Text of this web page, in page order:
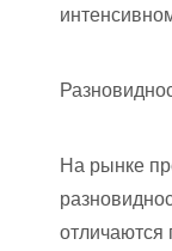
На рынке
отличаются